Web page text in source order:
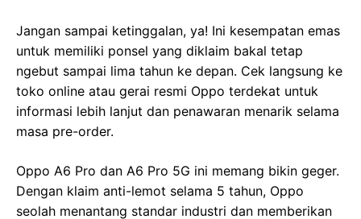
Jangan sampai ketinggalan, ya! Ini kesempatan emas
untuk memiliki ponsel yang diklaim bakal tetap
ngebut sampai lima tahun ke depan. Cek langsung ke
toko online atau gerai resmi Oppo terdekat untuk
informasi lebih lanjut dan penawaran menarik selama
masa pre-order.
Oppo A6 Pro dan A6 Pro 5G ini memang bikin geger.
Dengan klaim anti-lemot selama 5 tahun, Oppo
seolah menantang standar industri dan memberikan